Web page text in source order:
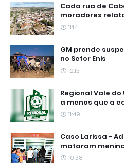
Cada rua de
moradores
11:14
GM prende
no Setor Enis
12:15
Regional Vale
a menos que a
11:49
Caso Larissa -
mataram
10:38